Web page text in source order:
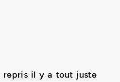
repris il y a tout juste